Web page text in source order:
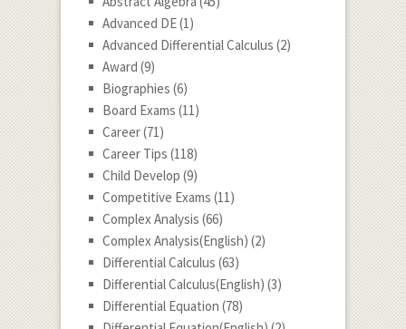
Advanced DE(1)
Advanced Differential Calculus (2)
Award (9)
Biographies (6)
Board Exams (11)
Career(71)
Career Tips (118)
Child Develop (9)
Competitive Exams (11)
Complex Analysis (66)
Complex Analysis(English) (2)
Differential Calculus (63)
Differential Calculus(English) (3)
Differential Equation (78)